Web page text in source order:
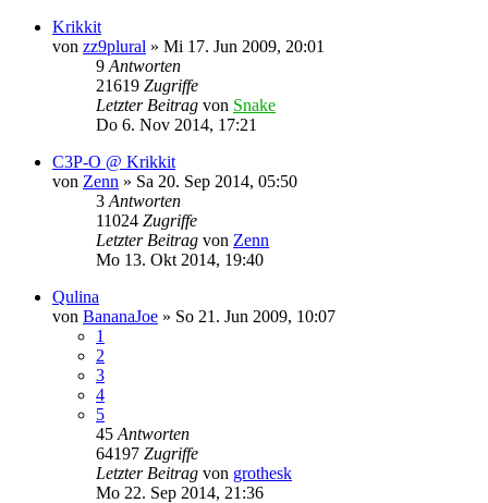
Krikkit
von zz9plural » Mi 17. Jun 2009, 20:01
9 Antworten
21619 Zugriffe
Letzter Beitrag von Snake
Do 6. Nov 2014, 17:21
C3P-O @ Krikkit
von Zenn » Sa 20. Sep 2014, 05:50
3 Antworten
11024 Zugriffe
Letzter Beitrag von Zenn
Mo 13. Okt 2014, 19:40
Qulina
von BananaJoe » So 21. Jun 2009, 10:07
1
2
3
4
5
45 Antworten
64197 Zugriffe
Letzter Beitrag von grothesk
Mo 22. Sep 2014, 21:36